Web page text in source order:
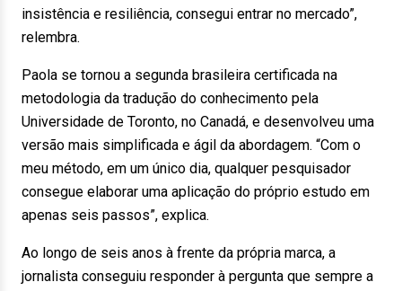
insistência e resiliência, consegui entrar no mercado”,
relembra.
Paola se tornou a segunda brasileira certificada na
metodologia da tradução do conhecimento pela
Universidade de Toronto, no Canadá, e desenvolveu uma
versão mais simplificada e ágil da abordagem. “Com o
meu método, em um único dia, qualquer pesquisador
consegue elaborar uma aplicação do próprio estudo em
apenas seis passos”, explica.
Ao longo de seis anos à frente da própria marca, a
jornalista conseguiu responder à pergunta que sempre a